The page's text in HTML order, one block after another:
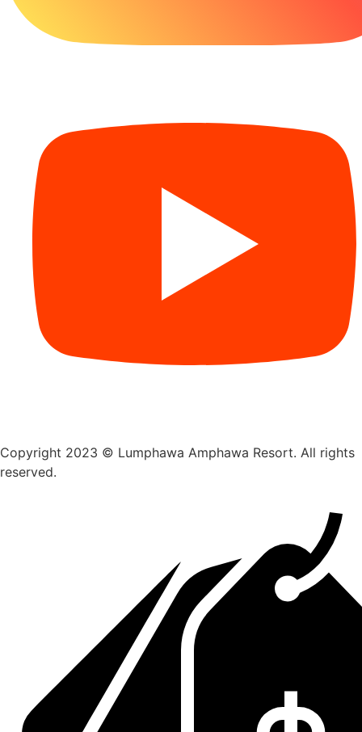
Copyright 2023 © Lumphawa Amphawa Resort. All rights
reserved.